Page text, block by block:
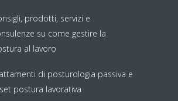
prodotti, servizi e
su come gestire la
al lavoro
di posturologia passiva e
postura lavorativa